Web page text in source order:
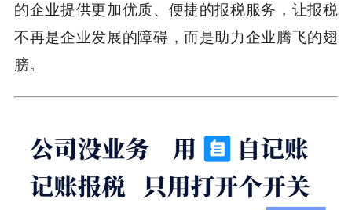
的企业提供更加优质、便捷的报税服务，让报税
不再是企业发展的障碍，而是助力企业腾飞的翅
膀。